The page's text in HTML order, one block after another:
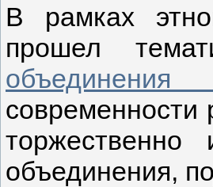
В рамках
прошел
современности
торжественно
объединения,